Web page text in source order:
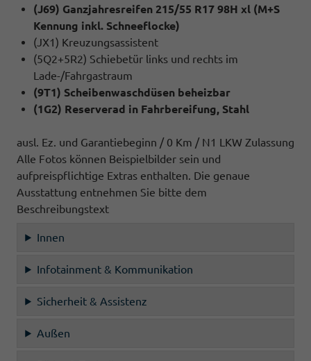
(J69) Ganzjahresreifen 215/55 R17 98H xl (M+S
Kennung inkl. Schneeflocke)
(JX1) Kreuzungsassistent
(5Q2+5R2) Schiebetür links und rechts im
Lade-/Fahrgastraum
(9T1) Scheibenwaschdüsen beheizbar
(1G2) Reserverad in Fahrbereifung, Stahl
ausl. Ez. und Garantiebeginn / 0 Km / N1 LKW Zulassung
Alle Fotos können Beispielbilder sein und
aufpreispflichtige Extras enthalten. Die genaue
Ausstattung entnehmen Sie bitte dem
Beschreibungstext
Innen
Infotainment & Kommunikation
Sicherheit & Assistenz
Außen